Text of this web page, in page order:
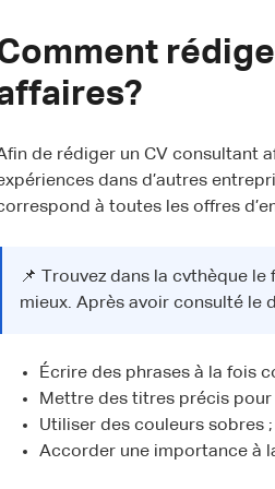
de rédiger un CV consultant
dans d’autres
à toutes les offres
📌 Trouvez dans la cvthèque
mieux. Après avoir consulté le
Écrire des phrases à la fois
Mettre des titres précis
Utiliser des couleurs sobres ;
Accorder une importance à